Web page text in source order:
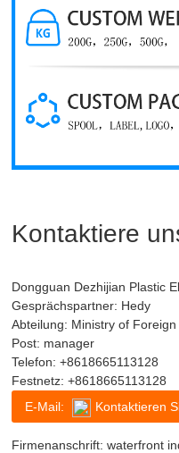
Kontaktiere
Dongguan Dezhijian Plastic
Gesprächspartner: Hedy
Abteilung: Ministry of
Post: manager
Telefon:+8618665113128
Festnetz:+8618665113128
E-Mail:
Kontaktieren
Firmenanschrift: waterfront